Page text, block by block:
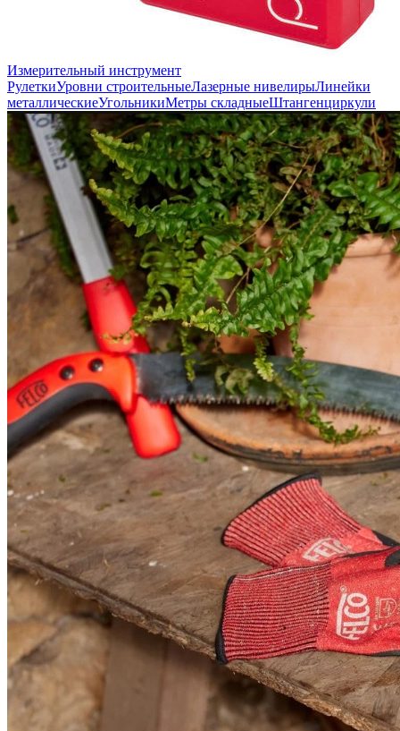
Измерительный инструмент
РулеткиУровни строительныеЛазерные нивелирыЛинейки
металлическиеУгольникиМетры складныеШтангенциркули